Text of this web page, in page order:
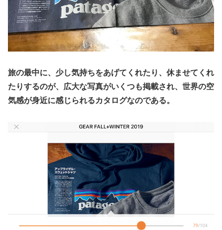
旅の最中に、少し気持ちをあげてくれたり、休ませてくれ
たりするのが、広大な写真がいくつも掲載され、世界の空
気感が身近に感じられるカタログなのである。